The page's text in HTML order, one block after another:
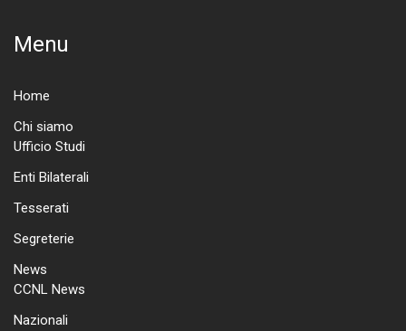
Menu
Home
Chi siamo
Ufficio Studi
Enti Bilaterali
Tesserati
Segreterie
News
CCNL News
Nazionali